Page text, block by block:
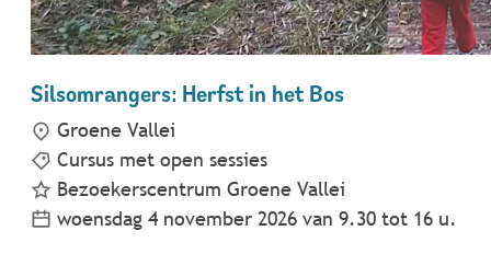
Silsomrangers: Herfst in het Bos
Groene Vallei
Cursus met open sessies
Bezoekerscentrum Groene Vallei
woensdag 4 november 2026 van 9.30 tot 16 u.